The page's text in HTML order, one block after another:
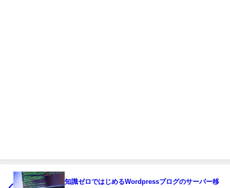
知識ゼロではじめるWordpressブログのサーバー移